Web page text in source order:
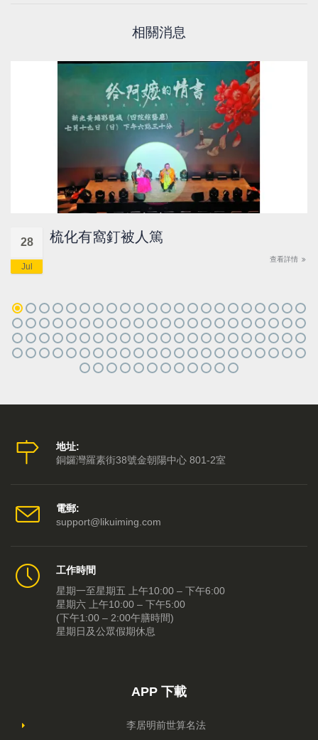
相關消息
28
Jul
梳化有窩釘被人篤
查看詳情
地址:
銅鑼灣羅素街38號金朝陽中心 801-2室
電郵:
support@likuiming.com
工作時間
星期一至星期五 上午10:00 – 下午6:00
星期六 上午10:00 – 下午5:00
(下午1:00 – 2:00午膳時間)
星期日及公眾假期休息
APP 下載
李居明前世算名法